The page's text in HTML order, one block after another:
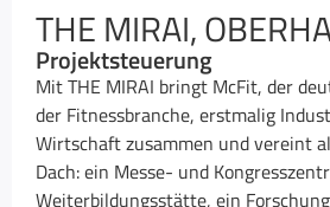
THE MIRAI,
Projektsteuerung
Mit THE MIRAI bringt McFit, der
der Fitnessbranche, erstmalig
Wirtschaft zusammen und vereint
Dach: ein Messe- und
Weiterbildungsstätte, ein